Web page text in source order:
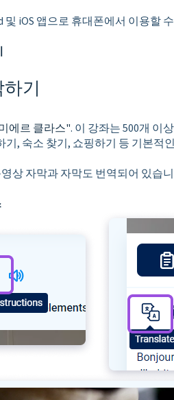
iOS 앱으로 휴대폰에서 이용할
기
에르 클라스". 이 강좌는 500개 이
, 숙소 찾기, 쇼핑하기 등 기본적
상 자막과 자막도 번역되어 있습